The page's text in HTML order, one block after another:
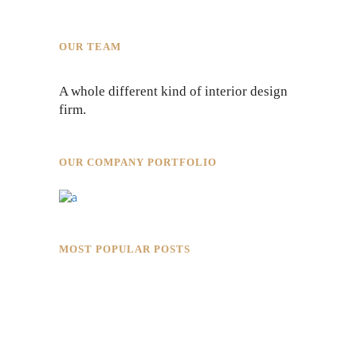
OUR TEAM
A whole different kind of interior design
firm.
OUR COMPANY PORTFOLIO
MOST POPULAR POSTS